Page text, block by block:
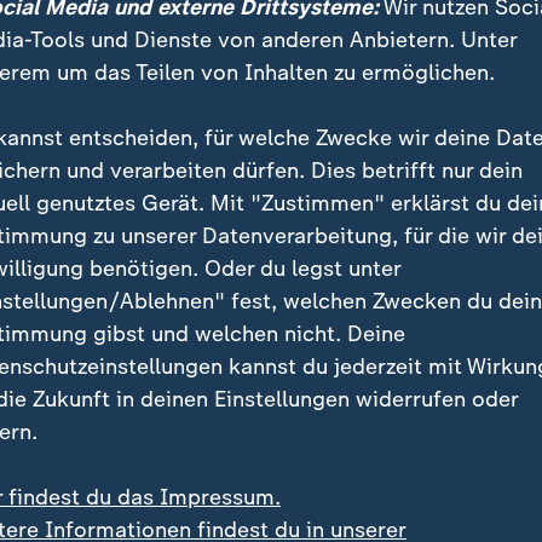
ist überall. Seit dieser Woche darf Meta unsere
zu trainieren. Helene Reiner und Dunja Hayali sprechen
zukünftig unterwegs zu Fuß - ohne
nutzen. Oder eine Sprachsteuerung, die Siri
Handschuhe ausziehen zu müssen oder dabei
Eine virtuelle Freundin mit magischen Kräften
dem man Aufgaben übertragen kann.
Durchbruch bei Apple lässt auf
Media und externe Drittsysteme:Wir nutzen
Tools und Dienste von anderen Anbietern. Unter
um das Teilen von Inhalten zu ermöglichen.
entscheiden, für welche Zwecke wir deine
und verarbeiten dürfen. Dies betrifft nur dein
genutztes Gerät. Mit "Zustimmen" erklärst du
zu unserer Datenverarbeitung, für die wir
benötigen. Oder du legst unter
Ablehnen" fest, welchen Zwecken du
gibst und welchen nicht. Deine
kannst du jederzeit mit
Zukunft in deinen Einstellungen widerrufen oder
findest du das Impressum.
Informationen findest du in unserer